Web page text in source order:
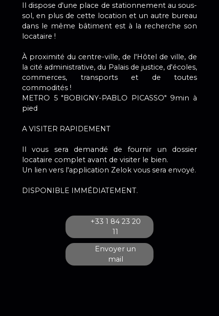
Il dispose d'une place de stationnement au sous-
sol, en plus de cette location et un autre bureau
dans le même bâtiment est à la recherche son
locataire !
À proximité du centre-ville, de l'Hôtel de ville, de
la cité administrative, du Palais de justice, d'écoles,
commerces, transports et de toutes
commodités !
METRO 5 "BOBIGNY-PABLO PICASSO" 9min à
pied
A VISITER RAPIDEMENT
Il vous sera demandé de fournir un dossier
locataire complet avant de visiter le bien.
Un lien vers l'application Zelok vous sera envoyé.
DISPONIBLE IMMÉDIATEMENT.
+33 1 84 23 20
11
Envoyer un
mail